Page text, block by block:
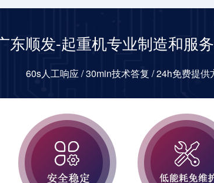
东顺发-起重机专业制造和服
60s人工响应 / 30min技术答复 / 24h免费提供